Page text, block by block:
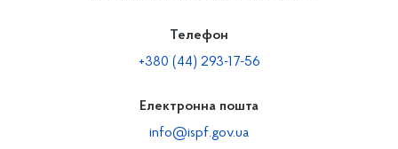
Телефон
+380 (44) 293-17-56
Електронна пошта
info@ispf.gov.ua